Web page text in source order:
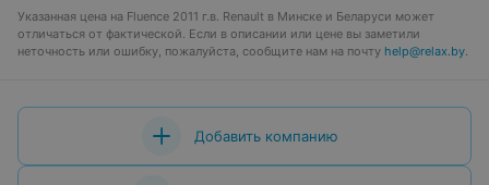
Указанная цена на Fluence 2011 г.в. Renault в Минске и Беларуси может
отличаться от фактической. Если в описании или цене вы заметили
неточность или ошибку, пожалуйста, сообщите нам на почту help@relax.by.
Добавить компанию